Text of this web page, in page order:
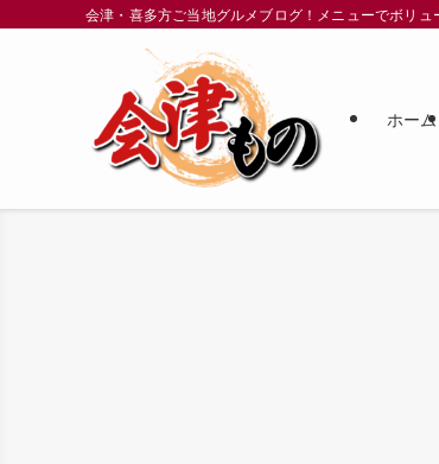
会津・喜多方ご当地グルメブログ！メニューでボリ
ホーム